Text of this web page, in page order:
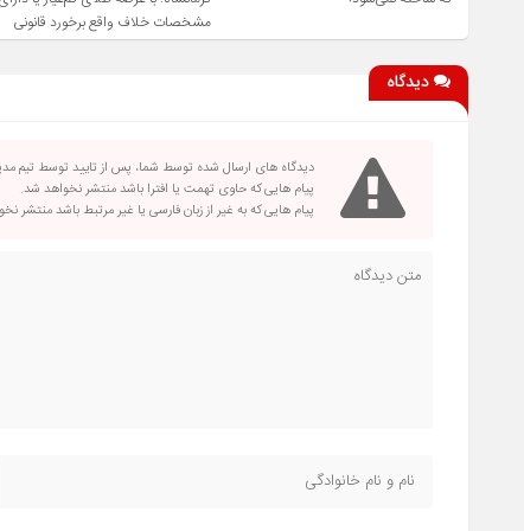
مشخصات خلاف واقع برخورد قانونی
می‌کنیم
دیدگاه
دیدگاه های ارسال شده توسط شما، پس از تایید توسط تیم
پیام هایی که حاوی تهمت یا افترا باشد منتشر نخواهد شد.
پیام هایی که به غیر از زبان فارسی یا غیر مرتبط باشد منتشر